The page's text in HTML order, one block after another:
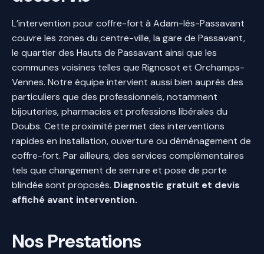
L’intervention pour coffre-fort à Adam-lès-Passavant
couvre les zones du centre-ville, la gare de Passavant,
le quartier des Hauts de Passavant ainsi que les
communes voisines telles que Rignosot et Orchamps-
Vennes. Notre équipe intervient aussi bien auprès des
particuliers que des professionnels, notamment
bijouteries, pharmacies et professions libérales du
Doubs. Cette proximité permet des interventions
rapides en installation, ouverture ou déménagement de
coffre-fort. Par ailleurs, des services complémentaires
tels que changement de serrure et pose de porte
blindée sont proposés. Diagnostic gratuit et devis
affiché avant intervention.
Nos Prestations